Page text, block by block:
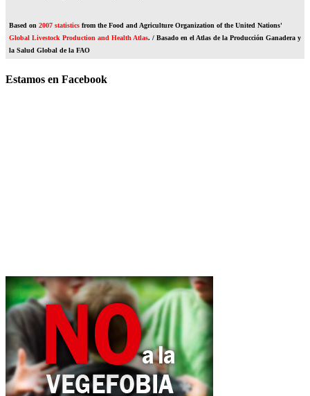
Based on 2007 statistics from the Food and Agriculture Organization of the United Nations'
Global Livestock Production and Health Atlas. / Basado en el Atlas de la Producción Ganadera y
la Salud Global de la FAO
Estamos en Facebook